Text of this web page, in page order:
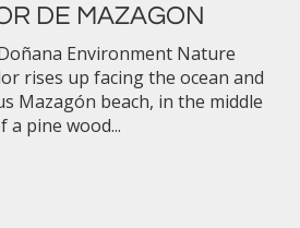
DE MAZAGON
Environment Nature
rises up facing the ocean and
Mazagón beach, in the middle
a pine wood...